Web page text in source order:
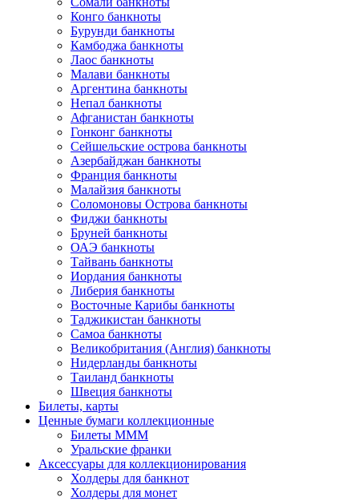
Конго банкноты
Бурунди банкноты
Камбоджа банкноты
Лаос банкноты
Малави банкноты
Аргентина банкноты
Непал банкноты
Афганистан банкноты
Гонконг банкноты
Сейшельские острова банкноты
Азербайджан банкноты
Франция банкноты
Малайзия банкноты
Соломоновы Острова банкноты
Фиджи банкноты
Бруней банкноты
ОАЭ банкноты
Тайвань банкноты
Иордания банкноты
Либерия банкноты
Восточные Карибы банкноты
Таджикистан банкноты
Самоа банкноты
Великобритания (Англия) банкноты
Нидерланды банкноты
Таиланд банкноты
Швеция банкноты
Билеты, карты
Ценные бумаги коллекционные
Билеты МММ
Уральские франки
Аксессуары для коллекционирования
Холдеры для банкнот
Холдеры для монет